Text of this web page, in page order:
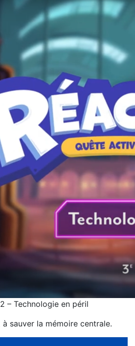
– Technologie en péril
sauver la mémoire centrale.